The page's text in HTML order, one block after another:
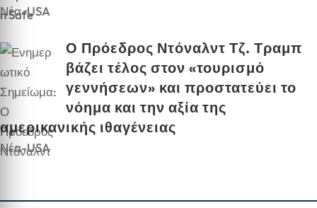
Νέα-USA
Ο Πρόεδρος Ντόναλντ Τζ. Τραμπ
βάζει τέλος στον «τουρισμό
γεννήσεων» και προστατεύει το
νόημα και την αξία της
αμερικανικής ιθαγένειας
Νέα-USA